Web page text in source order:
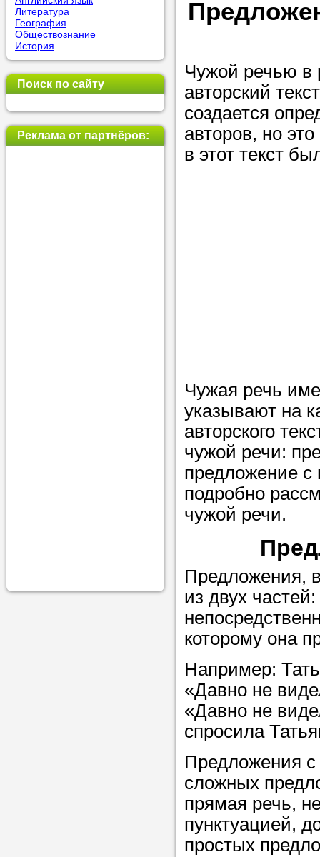
позвоните
пожелания.
Или найдите
нашей базе
используя
Больше не
голову, к
помощью -
Nado5.ru!
Наши
помогут
советам,
репетитора
Совет 1.
упростить
достаточно
нам, и
репетитора,
максимально
ваши
Литература
География
Обществознание
История
Поиск по сайту
Реклама от партнёров:
Чужой речью в
авторский
создается
авторов, но
в этот текст
Чужая речь
указывают на
авторского
чужой речи:
предложение с
подробно
чужой речи.
Предложения,
из двух
которому она
Например:
«Давно не
«Давно не
спросила
Предложения с
сложных
прямая речь,
пунктуацией,
простых